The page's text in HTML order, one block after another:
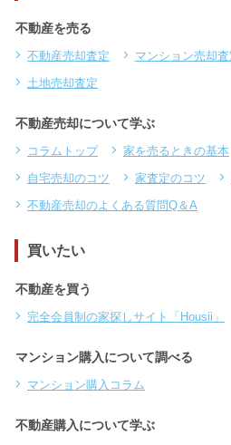
不動産を売る
不動産売却査定 マンション売却査
土地売却査定
不動産売却について学ぶ
コラムトップ 家を売るときの基本
自宅売却のコツ
家査定のコツ
不動産売却のよくある質問Q＆A
買いたい
不動産を買う
完全会員制の家探しサイト「Housii」
マンション購入について調べる
マンション購入コラム
不動産購入について学ぶ